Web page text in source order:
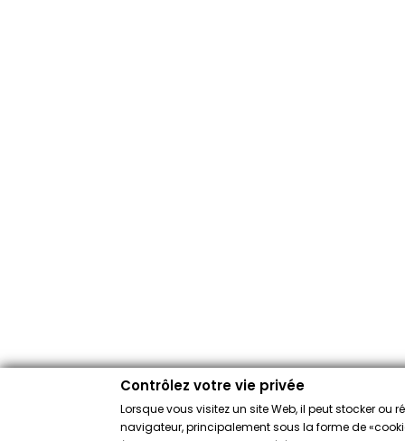
Contrôlez votre vie privée
Lorsque vous visitez un site Web, il peut stocker ou
navigateur, principalement sous la forme de